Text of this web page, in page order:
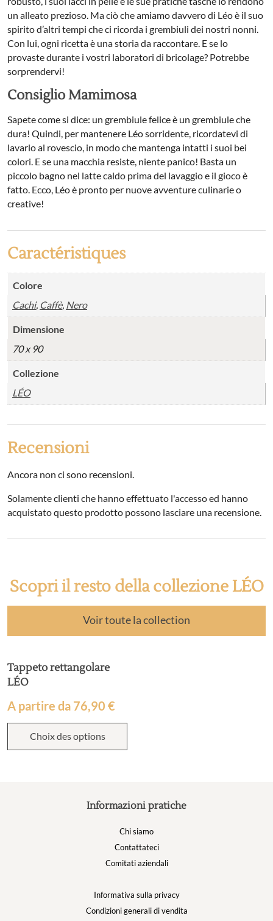
un alleato prezioso. Ma ciò che amiamo davvero di Léo è il suo
spirito d’altri tempi che ci ricorda i grembiuli dei nostri nonni.
Con lui, ogni ricetta è una storia da raccontare. E se lo
provaste durante i vostri laboratori di bricolage? Potrebbe
sorprendervi!
Consiglio Mamimosa
Sapete come si dice: un grembiule felice è un grembiule che
dura! Quindi, per mantenere Léo sorridente, ricordatevi di
lavarlo al rovescio, in modo che mantenga intatti i suoi bei
colori. E se una macchia resiste, niente panico! Basta un
piccolo bagno nel latte caldo prima del lavaggio e il gioco è
fatto. Ecco, Léo è pronto per nuove avventure culinarie o
creative!
Caractéristiques
Colore
Cachi, Caffè, Nero
Dimensione
70 x 90
Collezione
LÉO
Recensioni
Ancora non ci sono recensioni.
Solamente clienti che hanno effettuato l'accesso ed hanno
acquistato questo prodotto possono lasciare una recensione.
Scopri il resto della collezione LÉO
Voir toute la collection
Tappeto rettangolare
LÉO
A partire da 76,90 €
Choix des options
Informazioni pratiche
Chi siamo
Contattateci
Comitati aziendali
Informativa sulla privacy
Condizioni generali di vendita